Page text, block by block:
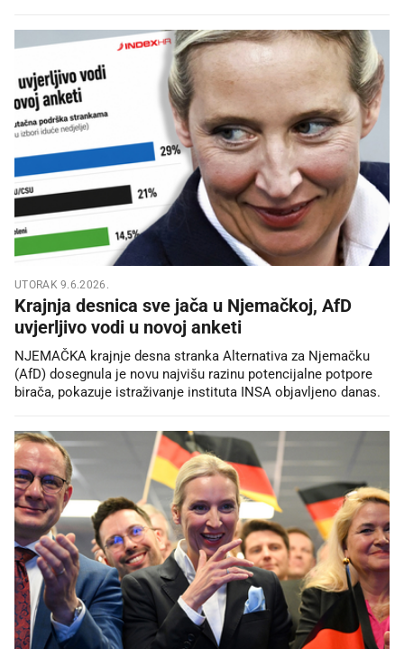
UTORAK 9.6.2026.
Krajnja desnica sve jača u Njemačkoj, AfD
uvjerljivo vodi u novoj anketi
NJEMAČKA krajnje desna stranka Alternativa za Njemačku
(AfD) dosegnula je novu najvišu razinu potencijalne potpore
birača, pokazuje istraživanje instituta INSA objavljeno danas.